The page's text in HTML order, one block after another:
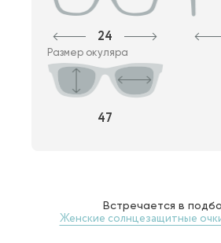
24
Размер окуляра
47
Встречается в
Женские солнцезащитные